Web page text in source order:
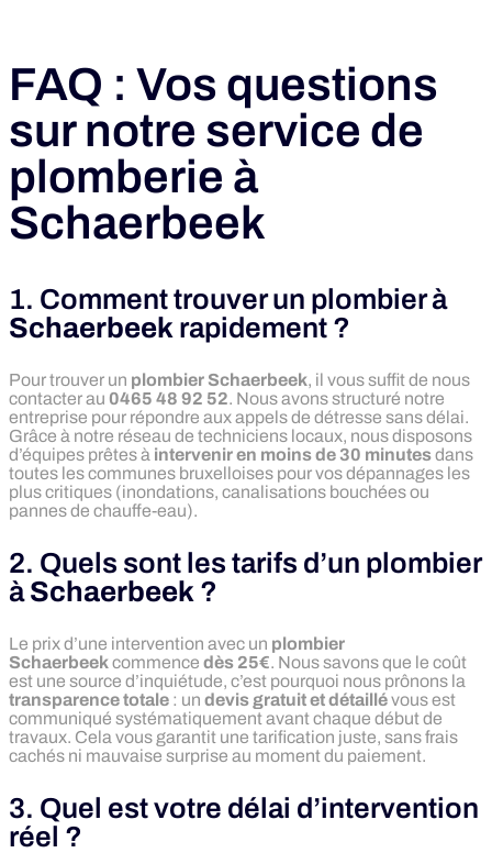
FAQ : Vos questions
sur notre service de
plomberie à
Schaerbeek
1. Comment trouver un plombier à
Schaerbeek rapidement ?
Pour trouver un plombier Schaerbeek, il vous suffit de nous
contacter au 0465 48 92 52. Nous avons structuré notre
entreprise pour répondre aux appels de détresse sans délai.
Grâce à notre réseau de techniciens locaux, nous disposons
d’équipes prêtes à intervenir en moins de 30 minutesdans
toutes les communes bruxelloises pour vos dépannages les
plus critiques (inondations, canalisations bouchées ou
pannes de chauffe-eau).
2. Quels sont les tarifs d’un plombier
àSchaerbeek ?
Le prix d’une intervention avec un plombier
Schaerbeekcommence dès 25€. Nous savons que le coût
est une source d’inquiétude, c’est pourquoi nous prônons la
transparence totale : un devis gratuit et détaillévous est
communiqué systématiquement avant chaque début de
travaux. Cela vous garantit une tarification juste, sans frais
cachés ni mauvaise surprise au moment du paiement.
3. Quel est votre délai d’intervention
réel ?